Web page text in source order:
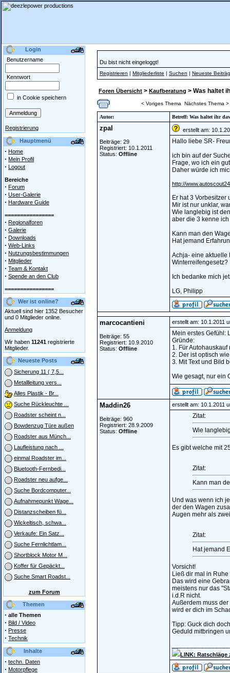
Login
Benutzername
Kennwort
in Cookie speichern
Registrierung
Hauptmenü
· Home
· Mein Profil
· Logout
Bereiche
· Forum
· User-Galerie
· Hardware Guide
================
· Regionalforen
· Galerie
· Downloads
· Web-Links
· Nutzungsbestimmungen
· Mitglieder
· Team & Kontakt
· Spende an den Club
================
Wer ist online?
Aktuell sind hier 1352 Besucher
und 0 Mitglieder online.
Anmeldung
Wir haben 11241 registrierte
Mitglieder.
Neueste Posts
Sicherung 11 ( 7,5...
Metallleitung vers...
Alles Plastik - Br...
Suche Rückleuchte ...
Roadster scheint n...
Bowdenzug Türe außen
Roadster aus Münch...
Laufleistung nach ...
einmal Roadster im...
Bluetooth-Fernbedi...
Roadster neu aufge...
Suche Bordcomputer...
Aufnahmepunkt Wage...
Distanzscheiben fü...
Wickeltisch, schwa...
Verkaufe: Ein Satz...
Suche Fernlichtlam...
Shortblock Motor M...
Koffer für Gepäckt...
Suche Smart Roadst...
zum Forum
Themen
· alle Themen
· Bild / Video
· Presse
· Technik
Inhalte
· techn. Daten
· Motorpflege
Du bist nicht eingeloggt!
Registrieren | Mitgliederliste | Suchen | Neueste
Foren Übersicht > Kaufberatung > Was haltet
< Voriges Thema Nächstes Thema >
Autor: Betreff: Was haltet ihr
zpal
Beiträge: 29
Registriert: 10.1.2011
Status: Offline
erstellt am:
Hallo liebe SR-
ich bin auf der
Frage, wo ich ein
Daher würde ich
http://
Er hat 3 Vorbesitzer
Mir ist nur unklar,
Wie langlebig ist
aber die 3 kenne
Kann man den
Hat jemand
Achja- eine aktuelle
Winterreifengesetz?
Ich bedanke mich
LG, Philipp
marcocantieni
Beiträge: 55
Registriert: 10.9.2010
Status: Offline
erstellt am: 10.1.2011
Mein erstes Gefühl:
Gründe:
1. Für
2. Der ist optisch
3. Mit Text und Bild
Wie gesagt, nur ein
Maddin26
Beiträge: 960
Registriert: 28.9.2009
Status: Offline
erstellt am: 10.1.2011
Zitat:
Wie
Es gibt welche mit
Zitat:
Kann man
Und was wenn ich
der den Wagen
Augen mehr als
Zitat:
Hat jemand
Vorsicht!
Ließ dir mal in
Das wird eine
meistens nur das
i.d.R nicht.
Außerdem muss
wird er dich im
Tipp: Guck dich
Geduld mitbringen
LINK: Ratschläge